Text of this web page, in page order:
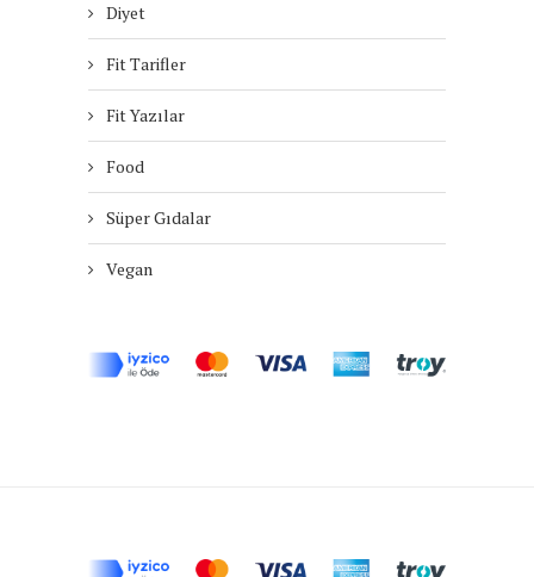
Diyet
Fit Tarifler
Fit Yazılar
Food
Süper Gıdalar
Vegan